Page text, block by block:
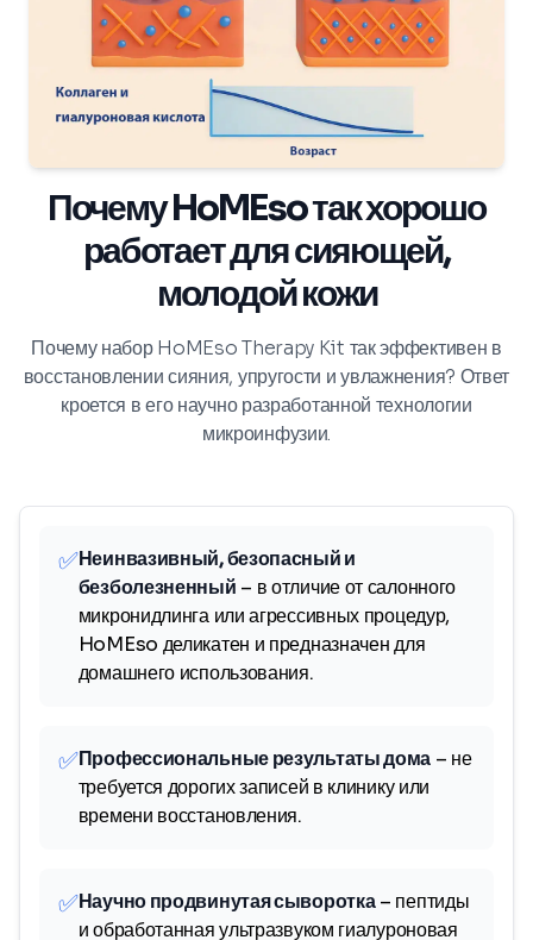
Почему HoMEso так хорошо
работает для сияющей,
молодой кожи
Почему набор HoMEso Therapy Kit так эффективен в
восстановлении сияния, упругости и увлажнения? Ответ
кроется в его научно разработанной технологии
микроинфузии.
✅Неинвазивный, безопасный и
безболезненный – в отличие от салонного
микронидлинга или агрессивных процедур,
HoMEso деликатен и предназначен для
домашнего использования.
✅Профессиональные результаты дома – не
требуется дорогих записей в клинику или
времени восстановления.
✅Научно продвинутая сыворотка– пептиды
и обработанная ультразвуком гиалуроновая